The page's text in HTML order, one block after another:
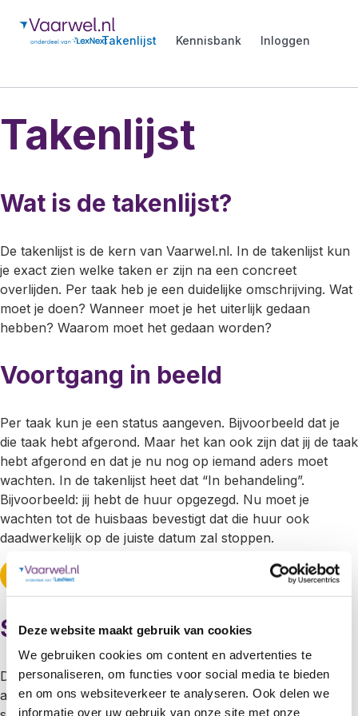
Deze website maakt gebruik van cookies
We gebruiken cookies om content en advertenties te
personaliseren, om functies voor social media te bieden
en om ons websiteverkeer te analyseren. Ook delen we
informatie over uw gebruik van onze site met onze
Takenlijst Kennisbank Inloggen
Takenlijst
Wat is de takenlijst?
De takenlijst is de kern van Vaarwel.nl. In de takenlijst kun
je exact zien welke taken er zijn na een concreet
overlijden. Per taak heb je een duidelijke omschrijving. Wat
moet je doen? Wanneer moet je het uiterlijk gedaan
hebben? Waarom moet het gedaan worden?
Voortgang in beeld
Per taak kun je een status aangeven. Bijvoorbeeld dat je
die taak hebt afgerond. Maar het kan ook zijn dat jij de taak
hebt afgerond en dat je nu nog op iemand aders moet
wachten. In de takenlijst heet dat “In behandeling”.
Bijvoorbeeld: jij hebt de huur opgezegd. Nu moet je
wachten tot de huisbaas bevestigt dat die huur ook
daadwerkelijk op de juiste datum zal stoppen.
maak jouw takenlijst
Sortering aanpassen
De takenlijst kun je sorteren op onderwerp. Bijvoorbeeld
alle taken over huis en wonen. Je kunt de lijst ook